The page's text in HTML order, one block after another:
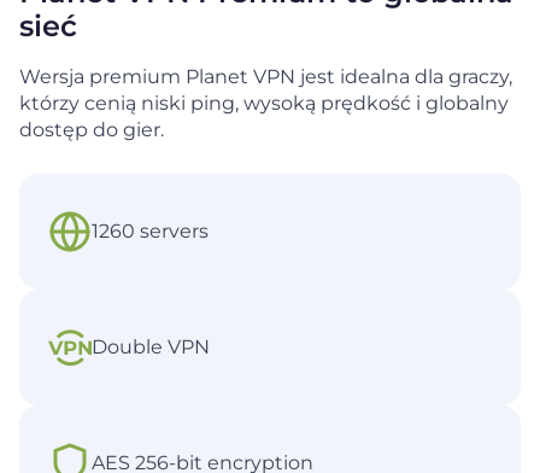
sieć
Wersja premium Planet VPN jest idealna dla graczy,
którzy cenią niski ping, wysoką prędkość i globalny
dostęp do gier.
1260 servers
Double VPN
AES 256-bit encryption